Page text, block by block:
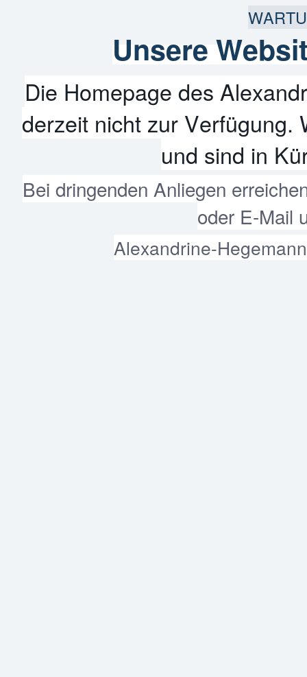
Unsere
Die Homepage des
derzeit nicht zur Verfügung.
und sind in
Bei dringenden Anliegen
oder E-Mail
Alexandrine-